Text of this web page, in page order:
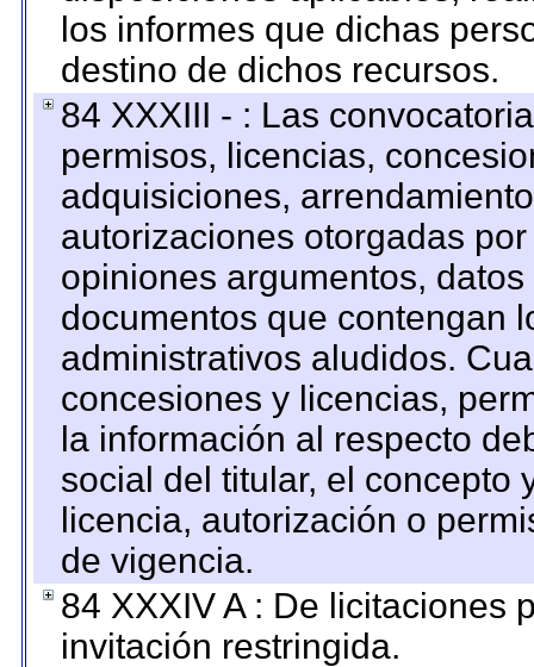
los informes que dichas
destino de dichos recursos.
84 XXXIII - : Las
permisos, licencias,
adquisiciones,
autorizaciones otorgadas
opiniones argumentos,
documentos que contengan
administrativos aludidos.
concesiones y licencias,
la información al respecto
social del titular, el concepto
licencia, autorización o
de vigencia.
84 XXXIV A : De licitaciones
invitación restringida.